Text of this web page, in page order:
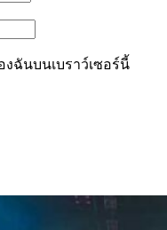
ฉันบนเบราว์เซอร์นี้